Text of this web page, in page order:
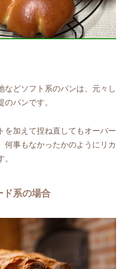
などソフト系のパンは、元々し
のパンです。
を加えて捏ね直してもオーバー
何事もなかったかのようにリカ
ド系の場合